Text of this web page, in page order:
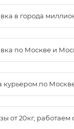
в города
по Москве и
курьером по
от 20кг,